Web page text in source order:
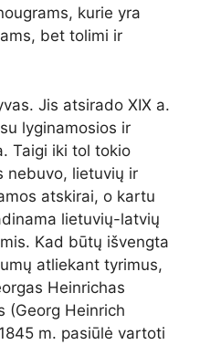
kurie yra
bet tolimi ir
Jis atsirado XIX a.
lyginamosios ir
Taigi iki tol tokio
nebuvo, lietuvių ir
atskirai, o kartu
lietuvių-latvių
Kad būtų išvengta
atliekant tyrimus,
Heinrichas
(Georg Heinrich
m. pasiūlė vartoti